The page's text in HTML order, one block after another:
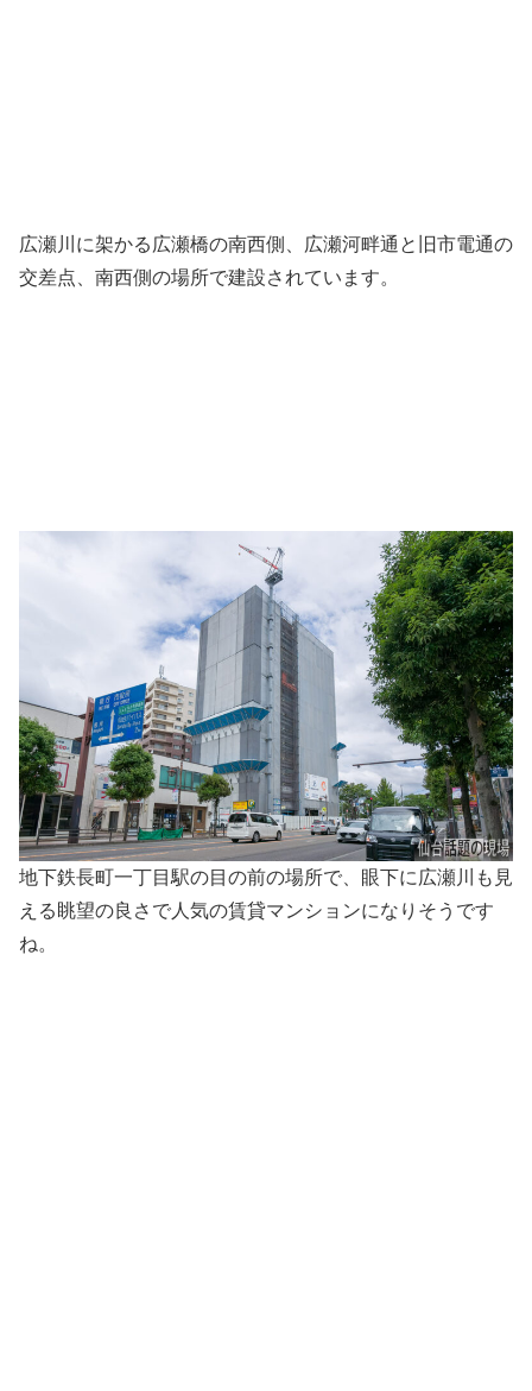
広瀬川に架かる広瀬橋の南西側、広瀬河畔通と旧市電通の
交差点、南西側の場所で建設されています。
地下鉄長町一丁目駅の目の前の場所で、眼下に広瀬川も見
える眺望の良さで人気の賃貸マンションになりそうです
ね。